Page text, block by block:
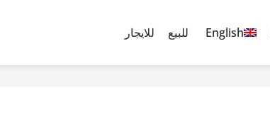
English للبيع للايجار